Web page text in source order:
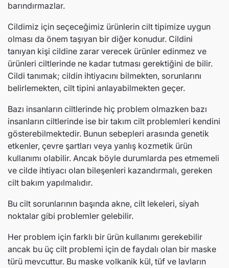
barındırmazlar.
Cildimiz için seçeceğimiz ürünlerin cilt tipimize uygun
olması da önem taşıyan bir diğer konudur. Cildini
tanıyan kişi cildine zarar verecek ürünler edinmez ve
ürünleri ciltlerinde ne kadar tutması gerektiğini de bilir.
Cildi tanımak; cildin ihtiyacını bilmekten, sorunlarını
belirlemekten, cilt tipini anlayabilmekten geçer.
Bazı insanların ciltlerinde hiç problem olmazken bazı
insanların ciltlerinde ise bir takım cilt problemleri kendini
gösterebilmektedir. Bunun sebepleri arasında genetik
etkenler, çevre şartları veya yanlış kozmetik ürün
kullanımı olabilir. Ancak böyle durumlarda pes etmemeli
ve cilde ihtiyacı olan bileşenleri kazandırmalı, gereken
cilt bakım yapılmalıdır.
Bu cilt sorunlarının başında akne, cilt lekeleri, siyah
noktalar gibi problemler gelebilir.
Her problem için farklı bir ürün kullanımı gerekebilir
ancak bu üç cilt problemi için de faydalı olan bir maske
türü mevcuttur. Bu maske volkanik kül, tüf ve lavların